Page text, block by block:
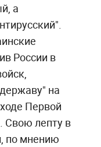
а
России в
на
Первой
Свою лепту в
по мнению